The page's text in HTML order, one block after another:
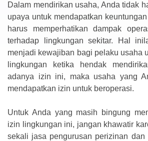
Dalam mendirikan usaha, Anda tidak
upaya untuk mendapatkan
harus memperhatikan dampak
terhadap lingkungan sekitar. Hal
menjadi kewajiban bagi pelaku usaha
lingkungan ketika hendak
adanya izin ini, maka usaha yang
mendapatkan izin untuk beroperasi.
Untuk Anda yang masih bingung
izin lingkungan ini, jangan khawatir
sekali jasa pengurusan perizinan